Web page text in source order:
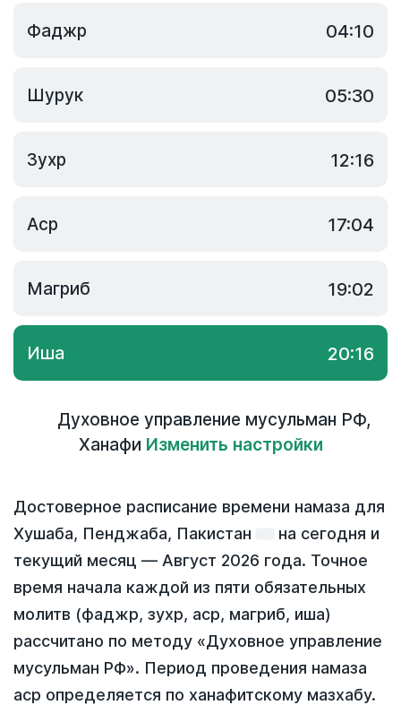
Фаджр 04:10
Шурук 05:30
Зухр 12:16
Аср 17:04
Магриб 19:02
Иша 20:16
Духовное управление мусульман РФ,
Ханафи Изменить настройки
Достоверное расписание времени намаза для
Хушаба, Пенджаба, Пакистан
на сегодня и
текущий месяц — Август 2026 года. Точное
время начала каждой из пяти обязательных
молитв (фаджр, зухр, аср, магриб, иша)
рассчитано по методу «Духовное управление
мусульман РФ». Период проведения намаза
аср определяется по ханафитскому мазхабу.